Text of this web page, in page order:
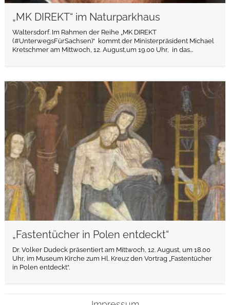
„MK DIREKT“ im Naturparkhaus
Waltersdorf. Im Rahmen der Reihe „MK DIREKT
(#UnterwegsFürSachsen)“ kommt der Ministerpräsident Michael
Kretschmer am Mittwoch, 12. August,um 19.00 Uhr, in das...
„Fastentücher in Polen entdeckt“
Dr. Volker Dudeck präsentiert am Mittwoch, 12. August, um 18.00
Uhr, im Museum Kirche zum Hl. Kreuz den Vortrag „Fastentücher
in Polen entdeckt“.
weiterlesen